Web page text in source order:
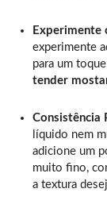
Experimente
experimente
para um
tender
Consistência
líquido nem
adicione um
muito fino,
a textura